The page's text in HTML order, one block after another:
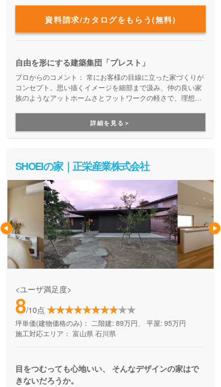
資料請求/カタログをもらう(無料)
自由を形にする建築集団「プレスト」
プロからのコメント： 常にお客様の目線に立った家づくりが
コンセプト。思い描くイメージを細部まで汲み、仲の良い家
族のようなアットホームさとフットワークの軽さで、理想の
ムを建てたい方にお勧めの住宅メーカーです。
詳細を見る＞
SHOEIの家｜正栄産業株式会社
<ユーザ満足度>
8/10点
坪単価(建物価格のみ)： 二階建: 89万円、 平屋: 95万円
施工対応エリア： 富山県 石川県
目をつむっても心地いい、 そんなデザインの家はで
きないだろうか。